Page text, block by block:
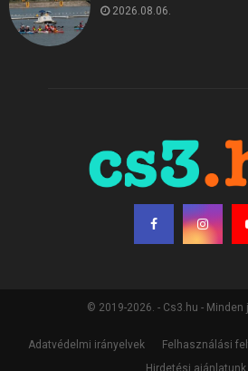
2026.08.06.
© 2019-2026. - Cs3.hu - Minden
Adatvédelmi irányelvek Felhasználási
Hirdetési ajánlatunk